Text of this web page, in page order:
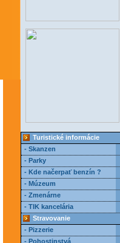
Turistické informácie
- Skanzen
- Parky
- Kde načerpať benzín ?
- Múzeum
- Zmenárne
- TIK kancelária
Stravovanie
- Pizzerie
- Pohostinstvá